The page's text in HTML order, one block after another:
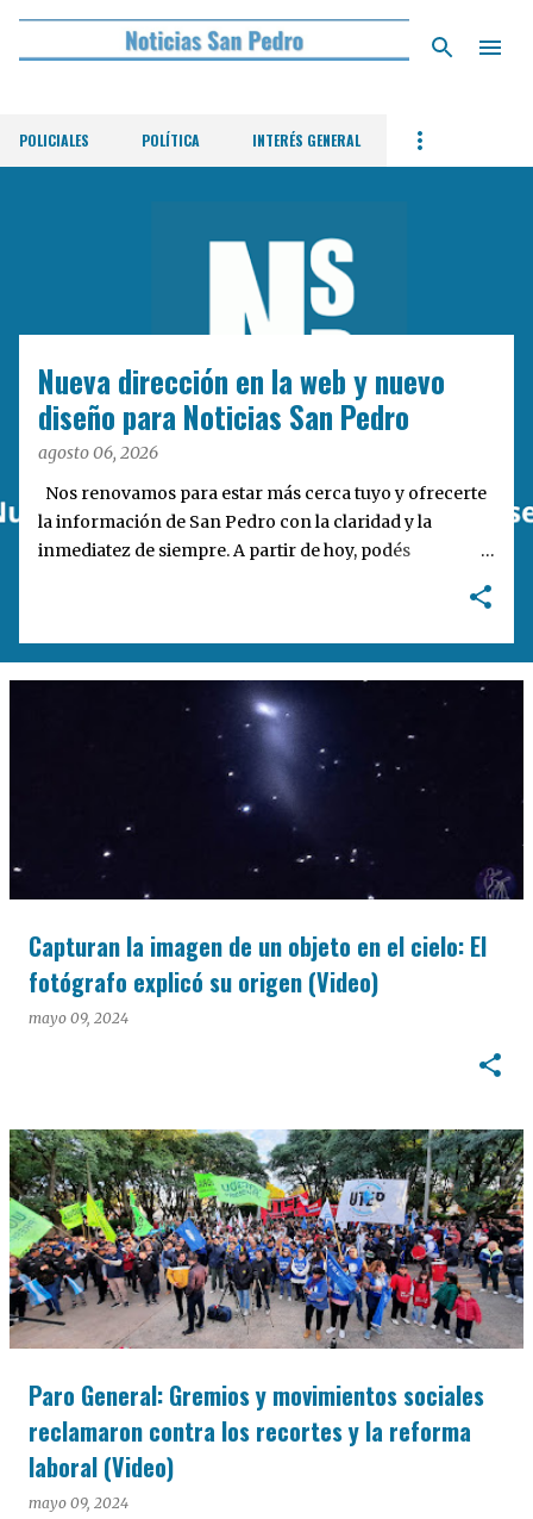
Ir al contenido principal
POLICIALES POLÍTICA INTERÉS GENERAL
Nueva dirección en la web y nuevo
diseño para Noticias San Pedro
agosto 06, 2026
Nos renovamos para estar más cerca tuyo y ofrecerte
la información de San Pedro con la claridad y la
inmediatez de siempre. A partir de hoy, podés
Desarrollamos una interfaz más ágil, moderna e
intuitiva, pensada para optimizar la navegación desde
cualquier dispositivo, facilitar el acceso a las noticias
locales y potenciar la interacción de los lectores con
Capturan la imagen de un objeto en el cielo: El
fotógrafo explicó su origen (Video)
mayo 09, 2024
Paro General: Gremios y movimientos sociales
reclamaron contra los recortes y la reforma
laboral (Video)
mayo 09, 2024